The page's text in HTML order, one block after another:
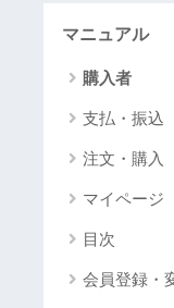
マニュアル
購入者
支払・振込
注文・購入
マイページ
目次
会員登録・